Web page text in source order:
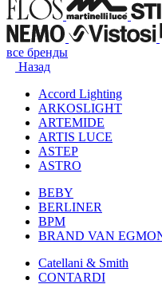
все бренды
Назад
Accord Lighting
ARKOSLIGHT
ARTEMIDE
ARTIS LUCE
ASTEP
ASTRO
BEBY
BERLINER
BPM
BRAND VAN
Catellani & Smith
CONTARDI